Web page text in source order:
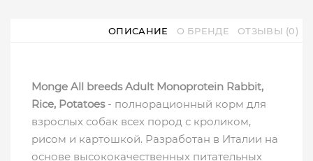
ОПИСАНИЕ О БРЕНДЕ ОТЗЫВЫ (0)
Monge All breeds Adult Monoprotein Rabbit,
Rice, Potatoes- полнорационный корм для
взрослых собак всех пород с кроликом,
рисом и картошкой. Разработан в Италии на
основе высококачественных питательных